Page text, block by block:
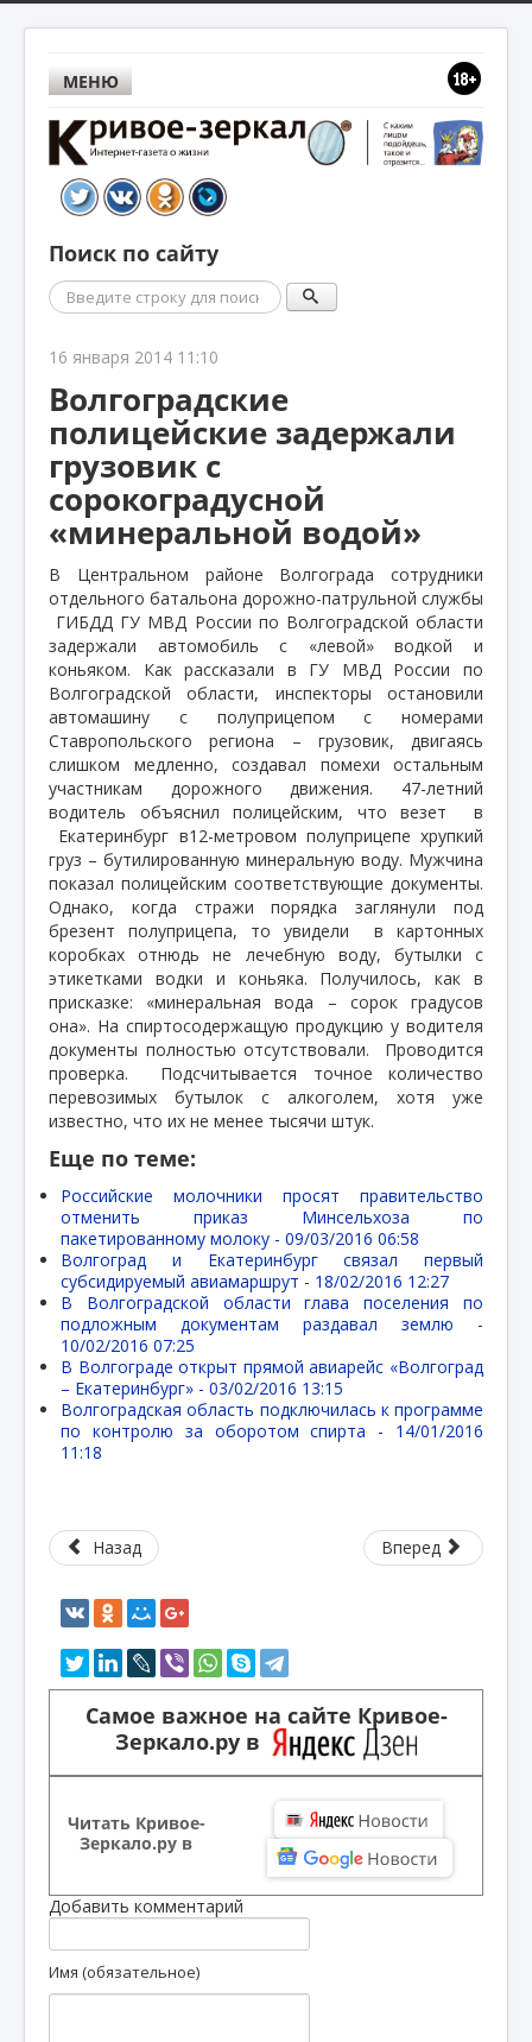
МЕНЮ
Поиск по сайту
Поиск
16 января 2014 11:10
Волгоградские
полицейские задержали
грузовик с
сорокоградусной
«минеральной водой»
В Центральном районе Волгограда сотрудники
отдельного батальона дорожно-патрульной службы
ГИБДД ГУ МВД России по Волгоградской области
задержали автомобиль с «левой» водкой и
коньяком. Как рассказали в ГУ МВД России по
Волгоградской области, инспекторы остановили
автомашину с полуприцепом с номерами
Ставропольского региона – грузовик, двигаясь
слишком медленно, создавал помехи остальным
участникам дорожного движения. 47-летний
водитель объяснил полицейским, что везет
в
Екатеринбург в12-метровом полуприцепе хрупкий
груз – бутилированную минеральную воду. Мужчина
показал полицейским соответствующие документы.
Однако, когда стражи порядка заглянули под
брезент полуприцепа, то увидели
в картонных
коробках отнюдь не лечебную воду, бутылки с
этикетками водки и коньяка. Получилось, как в
присказке: «минеральная вода – сорок градусов
она». На спиртосодержащую продукцию у водителя
документы полностью отсутствовали. Проводится
проверка.
Подсчитывается точное количество
перевозимых бутылок с алкоголем, хотя уже
известно, что их не менее тысячи штук.
Еще по теме:
Российские молочники просят правительство
отменить приказ Минсельхоза по
пакетированному молоку - 09/03/2016 06:58
Волгоград и Екатеринбург связал первый
субсидируемый авиамаршрут - 18/02/2016 12:27
В Волгоградской области глава поселения по
подложным документам раздавал землю -
10/02/2016 07:25
В Волгограде открыт прямой авиарейс «Волгоград
– Екатеринбург» - 03/02/2016 13:15
Волгоградская область подключилась к программе
по контролю за оборотом спирта - 14/01/2016
11:18
Назад Вперед
Самое важное на сайте Кривое-
Зеркало.ру в
Читать Кривое-
Зеркало.ру в
Добавить комментарий
Имя (обязательное)